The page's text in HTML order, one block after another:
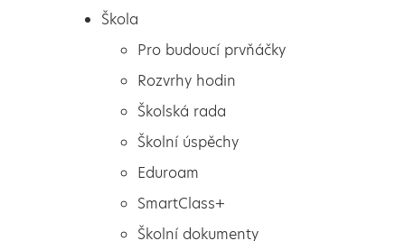
Škola
Pro budoucí prvňáčky
Rozvrhy hodin
Školská rada
Školní úspěchy
Eduroam
SmartClass+
Školní dokumenty